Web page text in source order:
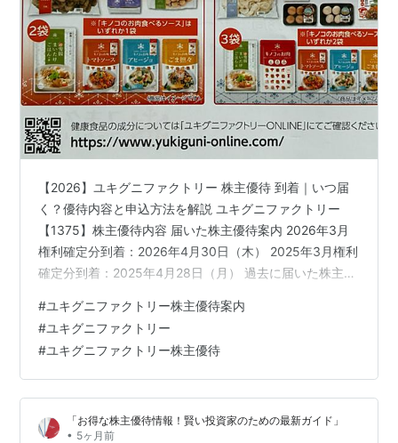
【2026】ユキグニファクトリー 株主優待 到着｜いつ届
く？優待内容と申込方法を解説 ユキグニファクトリー
【1375】株主優待内容 届いた株主優待案内 2026年3月
権利確定分到着：2026年4月30日（木） 2025年3月権利
確定分到着：2025年4月28日（月） 過去に届いた株主優
なしめじ290g×3パック えりんぎ 250g×2パック ごはん
の素が4パック 過去に届いた株主優待（2023年分 冷蔵宅
配便） ４月末に優待案内が到着した時の記事 👇 まいたけ
エリンギ ぶなしめじ ごはんの素 最後に 【2026】ユキグ
ニファクトリ…
#ユキグニファクトリー株主優待案内
#ユキグニファクトリー
#ユキグニファクトリー株主優待
「お得な株主優待情報！賢い投資家のための最新ガイド」
• 5ヶ月前